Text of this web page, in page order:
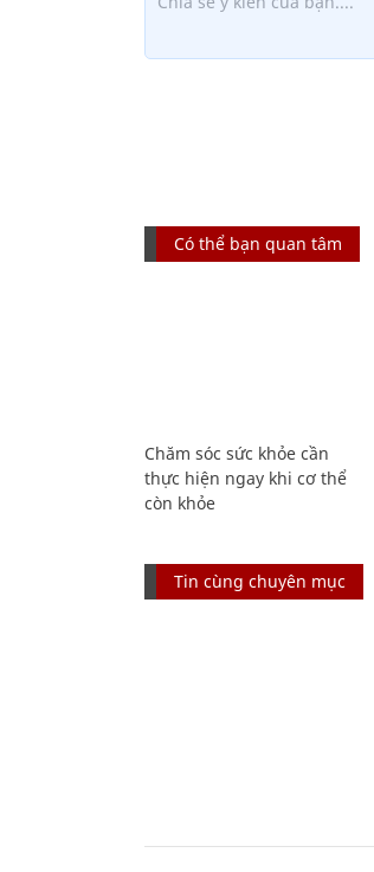
Có thể bạn quan tâm
Chăm sóc sức khỏe cần
thực hiện ngay khi cơ thể
còn khỏe
Tin cùng chuyên mục